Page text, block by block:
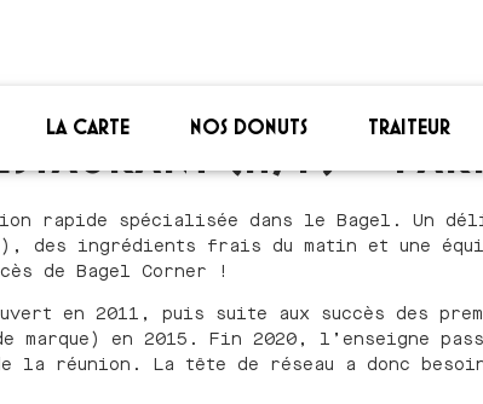
LA CARTE NOS DONUTS TRAITEUR
(H/F) –
rapide spécialisée dans le Bagel. Un
des ingrédients frais du matin et une
de Bagel Corner !
en 2011, puis suite aux succès des
en 2015. Fin 2020, l’enseigne
la réunion. La tête de réseau a donc